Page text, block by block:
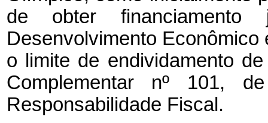
de obter
Desenvolvimento
o limite de endividamento
Complementar nº 101,
Responsabilidade Fiscal.